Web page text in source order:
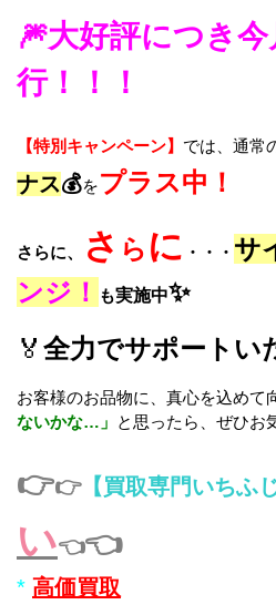
🎆大好評につき
行！！！
【特別キャンペーン】 では、通常
ナス💰をプラス中！
さらに、 さ ら に ・・・ サ
ンジ！
も実施中✨
🏅 全力でサポートい
お客様のお品物に、真心を込めて
ないかな…」 と思ったら、ぜひお
👉👉【買取専門いちふじ
い👈👈
* 高価買取